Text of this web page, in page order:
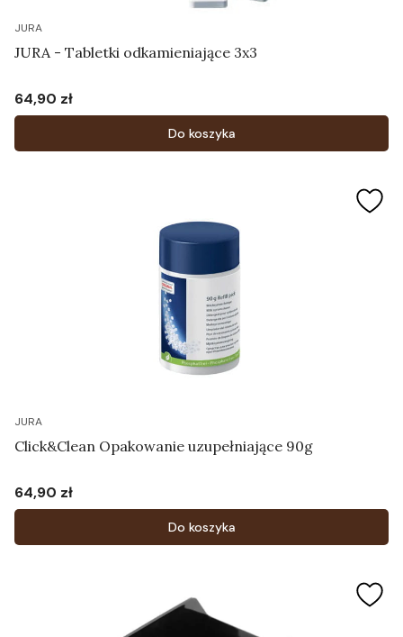
JURA
JURA - Tabletki odkamieniające 3x3
Cena
64,90 zł
Do koszyka
JURA
Click&Clean Opakowanie uzupełniające 90g
Cena
64,90 zł
Do koszyka